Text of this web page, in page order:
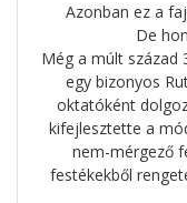
Azonban ez a
De
Még a múlt század
egy bizonyos
oktatóként
kifejlesztette a
nem-mérgező
festékekből